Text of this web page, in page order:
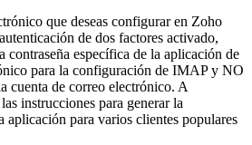
que deseas configurar en Zoho
de dos factores activado,
contraseña específica de la aplicación de
para la configuración de IMAP y NO
cuenta de correo electrónico. A
instrucciones para generar la
aplicación para varios clientes populares